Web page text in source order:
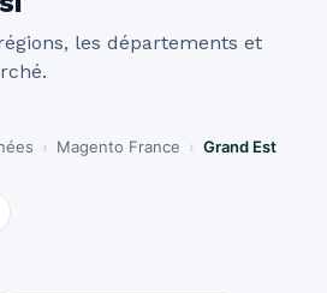
les départements et
› Magento France › Grand Est